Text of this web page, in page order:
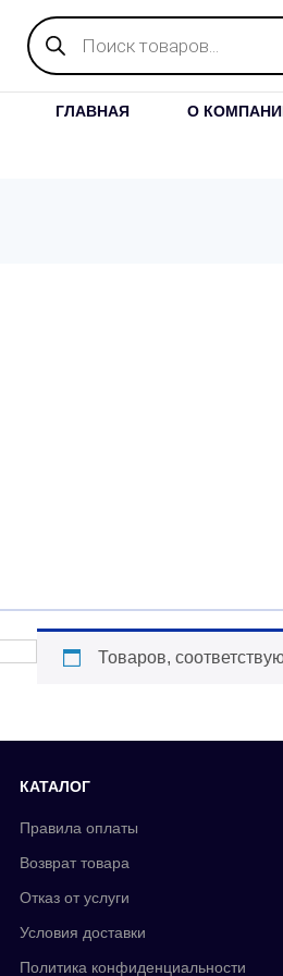
Поиск
товаров
ГЛАВНАЯ О
Товаров,
КАТАЛОГ
Правила оплаты
Возврат товара
Отказ от услуги
Условия доставки
Политика конфиденциальности